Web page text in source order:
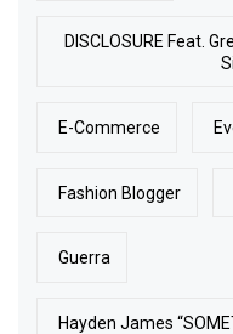
DISCLOSURE Feat.
E-Commerce
Fashion Blogger
Guerra
Hayden James